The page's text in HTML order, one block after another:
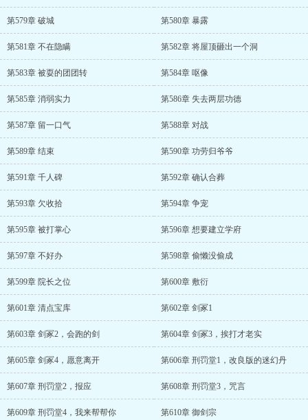
第579章 破城 第580章 暴露
第581章 不在隐瞒 第582章 将屋顶砸出一个洞
第583章 被耍的团团转 第584章 呕像
第585章 消弱实力 第586章 失去两层功德
第587章 留一口气 第588章 对战
第589章 结束 第590章 功劳归爷爷
第591章 千人碑 第592章 确认合葬
第593章 欠收拾 第594章 争宠
第595章 被打掌心 第596章 想要建立学府
第597章 不好办 第598章 偷懒没偷成
第599章 院长之位 第600章 敷衍
第601章 清点宝库 第602章 剑冢1
第603章 剑冢2，会跑的剑 第604章 剑冢3，挨打才老实
第605章 剑冢4，愿意离开 第606章 刑罚堂1，改良版的迷幻丹
第607章 刑罚堂2，报应 第608章 刑罚堂3，咒言
第609章 刑罚堂4，我来帮帮你 第610章 御剑宗